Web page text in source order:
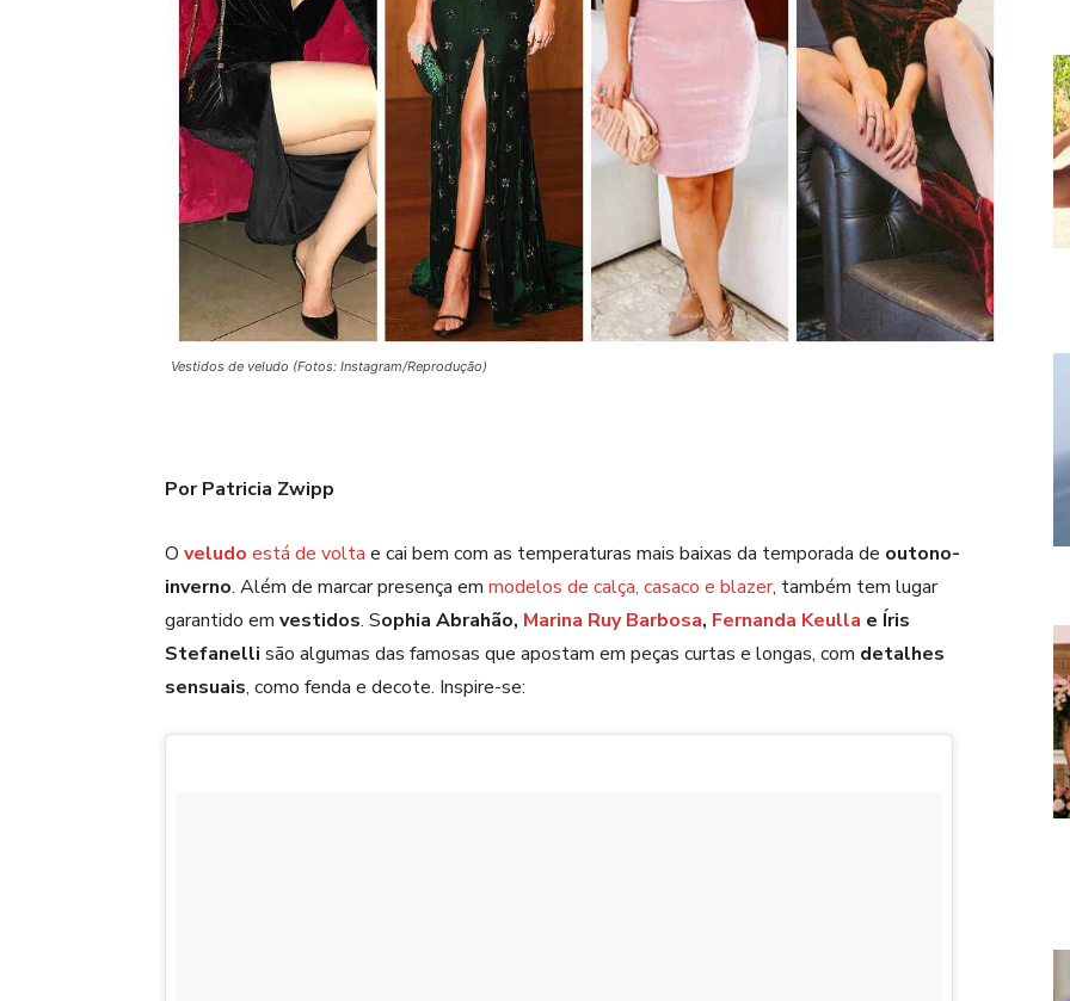
Vestidos de veludo (Fotos: Instagram/Reprodução)
Por Patricia Zwipp
O veludo está de volta e cai bem com as temperaturas mais baixas da temporada de outono-
inverno. Além de marcar presença em modelos de calça, casaco e blazer, também tem lugar
garantido em vestidos. Sophia Abrahão, Marina Ruy Barbosa, Fernanda Keulla e Íris
Stefanelli são algumas das famosas que apostam em peças curtas e longas, com detalhes
sensuais, como fenda e decote. Inspire-se: